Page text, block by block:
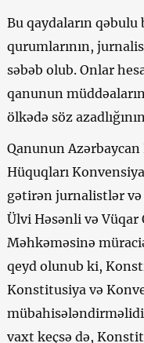
Bu qaydaların
qurumlarının,
səbəb olub. Onlar
qanunun
ölkədə söz
Qanunun
Hüquqları
gətirən jurnalistlər və
Ülvi Həsənli və
Məhkəməsinə
qeyd olunub ki,
Konstitusiya və
vaxt keçsə də,